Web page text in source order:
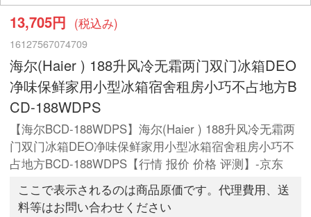
13,705円 (税込み)
16127567074709
海尔(Haier ) 188升风冷无霜两门双门冰箱DEO
净味保鲜家用小型冰箱宿舍租房小巧不占地方B
CD-188WDPS
【海尔BCD-188WDPS】海尔(Haier ) 188升风冷无霜两
门双门冰箱DEO净味保鲜家用小型冰箱宿舍租房小巧不
占地方BCD-188WDPS【行情 报价 价格 评测】-京东
ここで表示されるのは商品原価です。代理費用、送
料等はお問い合わせください